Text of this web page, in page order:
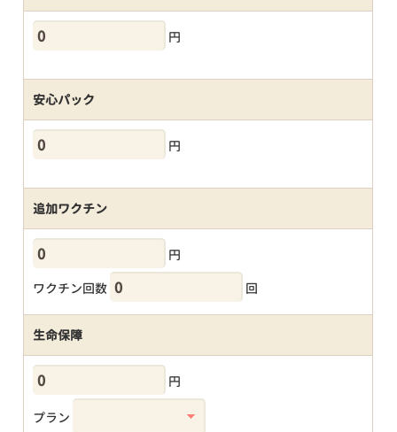
円
安心パック
円
追加ワクチン
円
ワクチン回数
回
生命保障
円
プラン